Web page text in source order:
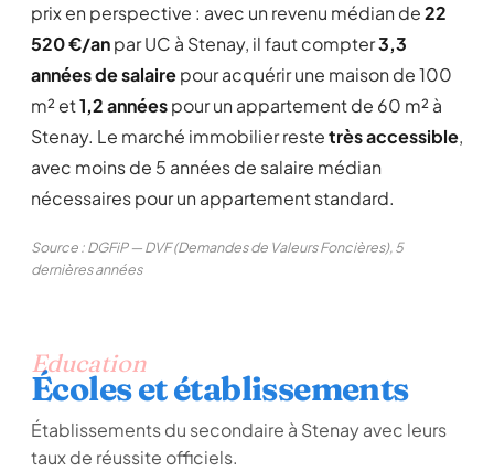
prix en perspective : avec un revenu médian de22
520 €/anpar UC à Stenay, il faut compter3,3
années de salairepour acquérir une maison de 100
m² et1,2 annéespour un appartement de 60 m² à
Stenay. Le marché immobilier restetrès accessible,
avec moins de 5 années de salaire médian
nécessaires pour un appartement standard.
Source : DGFiP — DVF (Demandes de Valeurs Foncières), 5
dernières années
Education
Écoles et établissements
Établissements du secondaire à Stenay avec leurs
taux de réussite officiels.